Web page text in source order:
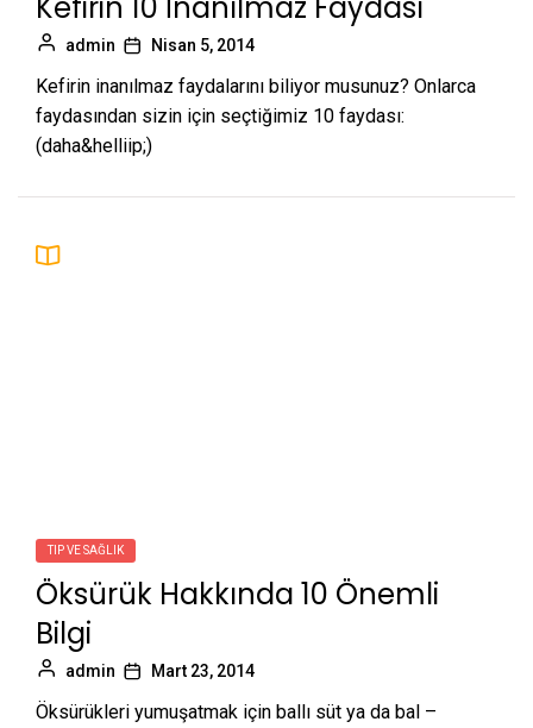
admin Nisan 5, 2014
Kefirin inanılmaz faydalarını biliyor musunuz? Onlarca
faydasından sizin için seçtiğimiz 10 faydası:
(daha&helliip;)
TIP VE SAĞLIK
Öksürük Hakkında 10 Önemli
Bilgi
admin Mart 23, 2014
Öksürükleri yumuşatmak için ballı süt ya da bal –